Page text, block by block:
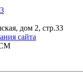
дом 2, стр.33
сайта